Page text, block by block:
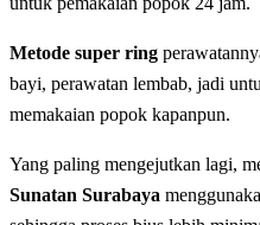
Metode super ring
bayi, perawatan lembab, jadi
memakaian popok kapanpun.
Yang paling mengejutkan lagi,
Sunatan Surabaya